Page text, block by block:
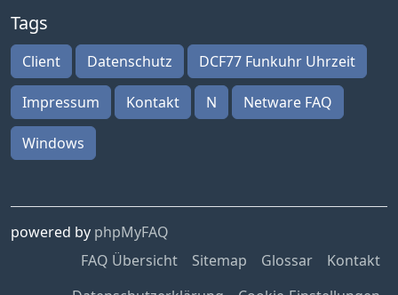
Tags
Client Datenschutz DCF77 Funkuhr Uhrzeit
Impressum Kontakt N Netware FAQ
Windows
powered by phpMyFAQ
FAQ Übersicht
Sitemap Glossar
Kontakt